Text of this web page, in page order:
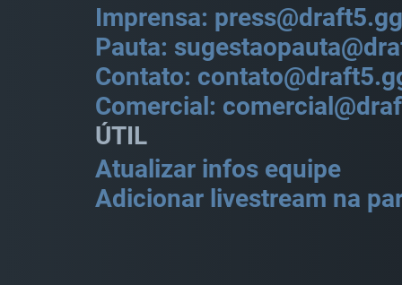
Imprensa: press@draft5.gg
Pauta:
Contato:
Comercial:
ÚTIL
Atualizar infos equipe
Adicionar livestream na